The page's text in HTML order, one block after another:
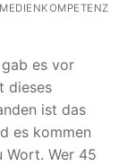
MEDIENKOMPETENZ
es vor
dieses
ist das
es kommen
Wort. Wer 45